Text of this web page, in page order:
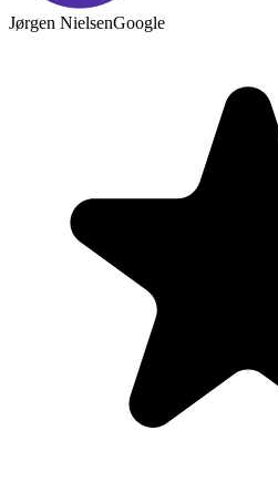
Jørgen NielsenGoogle